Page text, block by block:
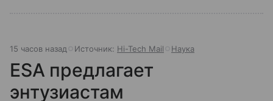
15 часов назад Источник: Hi-Tech Mail Наука
ESA предлагает
энтузиастам